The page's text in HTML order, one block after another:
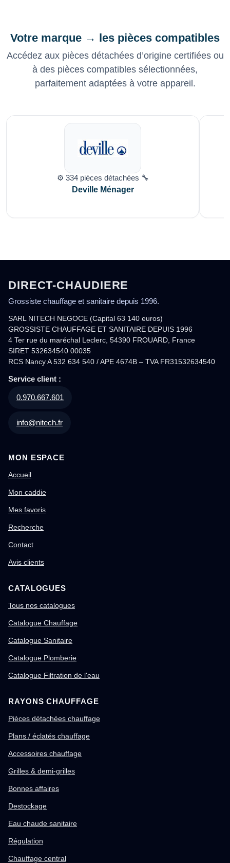
Votre marque → les pièces compatibles
Accédez aux pièces détachées d’origine certifiées ou
à des pièces compatibles sélectionnées,
parfaitement adaptées à votre appareil.
⚙️ 334 pièces détachées 🔧
Deville Ménager
DIRECT-CHAUDIERE
Grossiste chauffage et sanitaire depuis 1996.
SARL NITECH NEGOCE (Capital 63 140 euros)
GROSSISTE CHAUFFAGE ET SANITAIRE DEPUIS 1996
4 Ter rue du maréchal Leclerc, 54390 FROUARD, France
SIRET 532634540 00035
RCS Nancy A 532 634 540 / APE 4674B – TVA FR31532634540
Service client :
0.970.667.601
info@nitech.fr
MON ESPACE
Accueil
Mon caddie
Mes favoris
Recherche
Contact
Avis clients
CATALOGUES
Tous nos catalogues
Catalogue Chauffage
Catalogue Sanitaire
Catalogue Plomberie
Catalogue Filtration de l'eau
RAYONS CHAUFFAGE
Pièces détachées chauffage
Plans / éclatés chauffage
Accessoires chauffage
Grilles & demi-grilles
Bonnes affaires
Destockage
Eau chaude sanitaire
Régulation
Chauffage central